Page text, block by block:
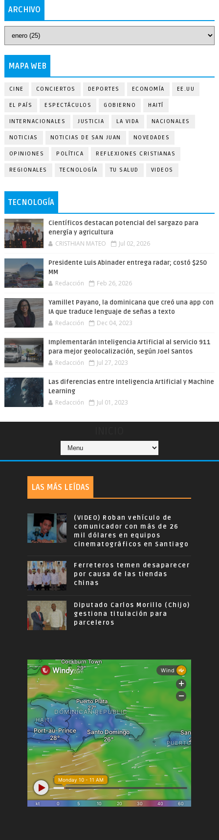
ARCHIVO
MAPA WEB
CINE CONCIERTOS DEPORTES ECONOMÍA EE.UU
EL PAÍS ESPECTÁCULOS GOBIERNO HAITÍ
INTERNACIONALES JUSTICIA LA VIDA NACIONALES
NOTICIAS NOTICIAS DE SAN JUAN NOVEDADES
OPINIONES POLÍTICA REFLEXIONES CRISTIANAS
REGIONALES TECNOLOGÍA TU SALUD VIDEOS
TECNOLOGÍA
Científicos destacan potencial del sargazo para
energía y agricultura
CRISTHIAN MATEO Jul 02, 2026
Presidente Luis Abinader entrega radar; costó $250
MM
Redacción Feb 26, 2026
Yamillet Payano, la dominicana que creó una app con
IA que traduce lenguaje de señas a texto
Redacción Dec 04, 2023
Implementarán Inteligencia Artificial al servicio 911
para mejor geolocalización, según Joel Santos
Redacción Jul 27, 2023
Las diferencias entre Inteligencia Artificial y Machine
Learning
Redacción Jul 01, 2023
LAS MÁS LEÍDAS
(VIDEO) Roban vehículo de
comunicador con más de 26
mil dólares en equipos
cinematográficos en Santiago
Ferreteros temen desaparecer
por causa de las tiendas
chinas
Diputado Carlos Morillo (Chijo)
gestiona titulación para
parceleros